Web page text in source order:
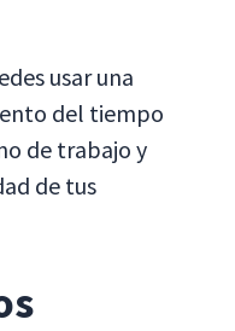
usar una
del tiempo
de trabajo y
de tus